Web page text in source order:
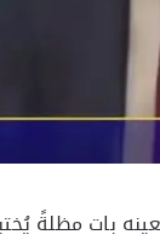
بات مظلةً